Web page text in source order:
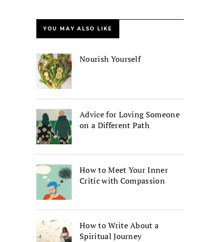
YOU MAY ALSO LIKE
Nourish Yourself
Advice for Loving Someone
on a Different Path
How to Meet Your Inner
Critic with Compassion
How to Write About a
Spiritual Journey